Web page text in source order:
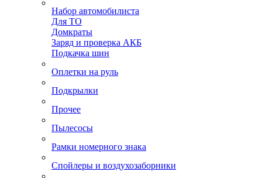
Набор автомобилиста
Для ТО
Домкраты
Заряд и проверка АКБ
Подкачка шин
Оплетки на руль
Подкрылки
Прочее
Пылесосы
Рамки номерного знака
Спойлеры и воздухозаборники